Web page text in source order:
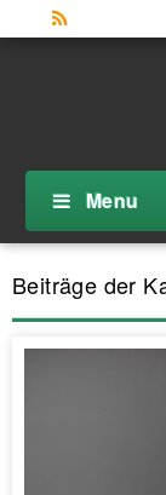
Menu
Beiträge der